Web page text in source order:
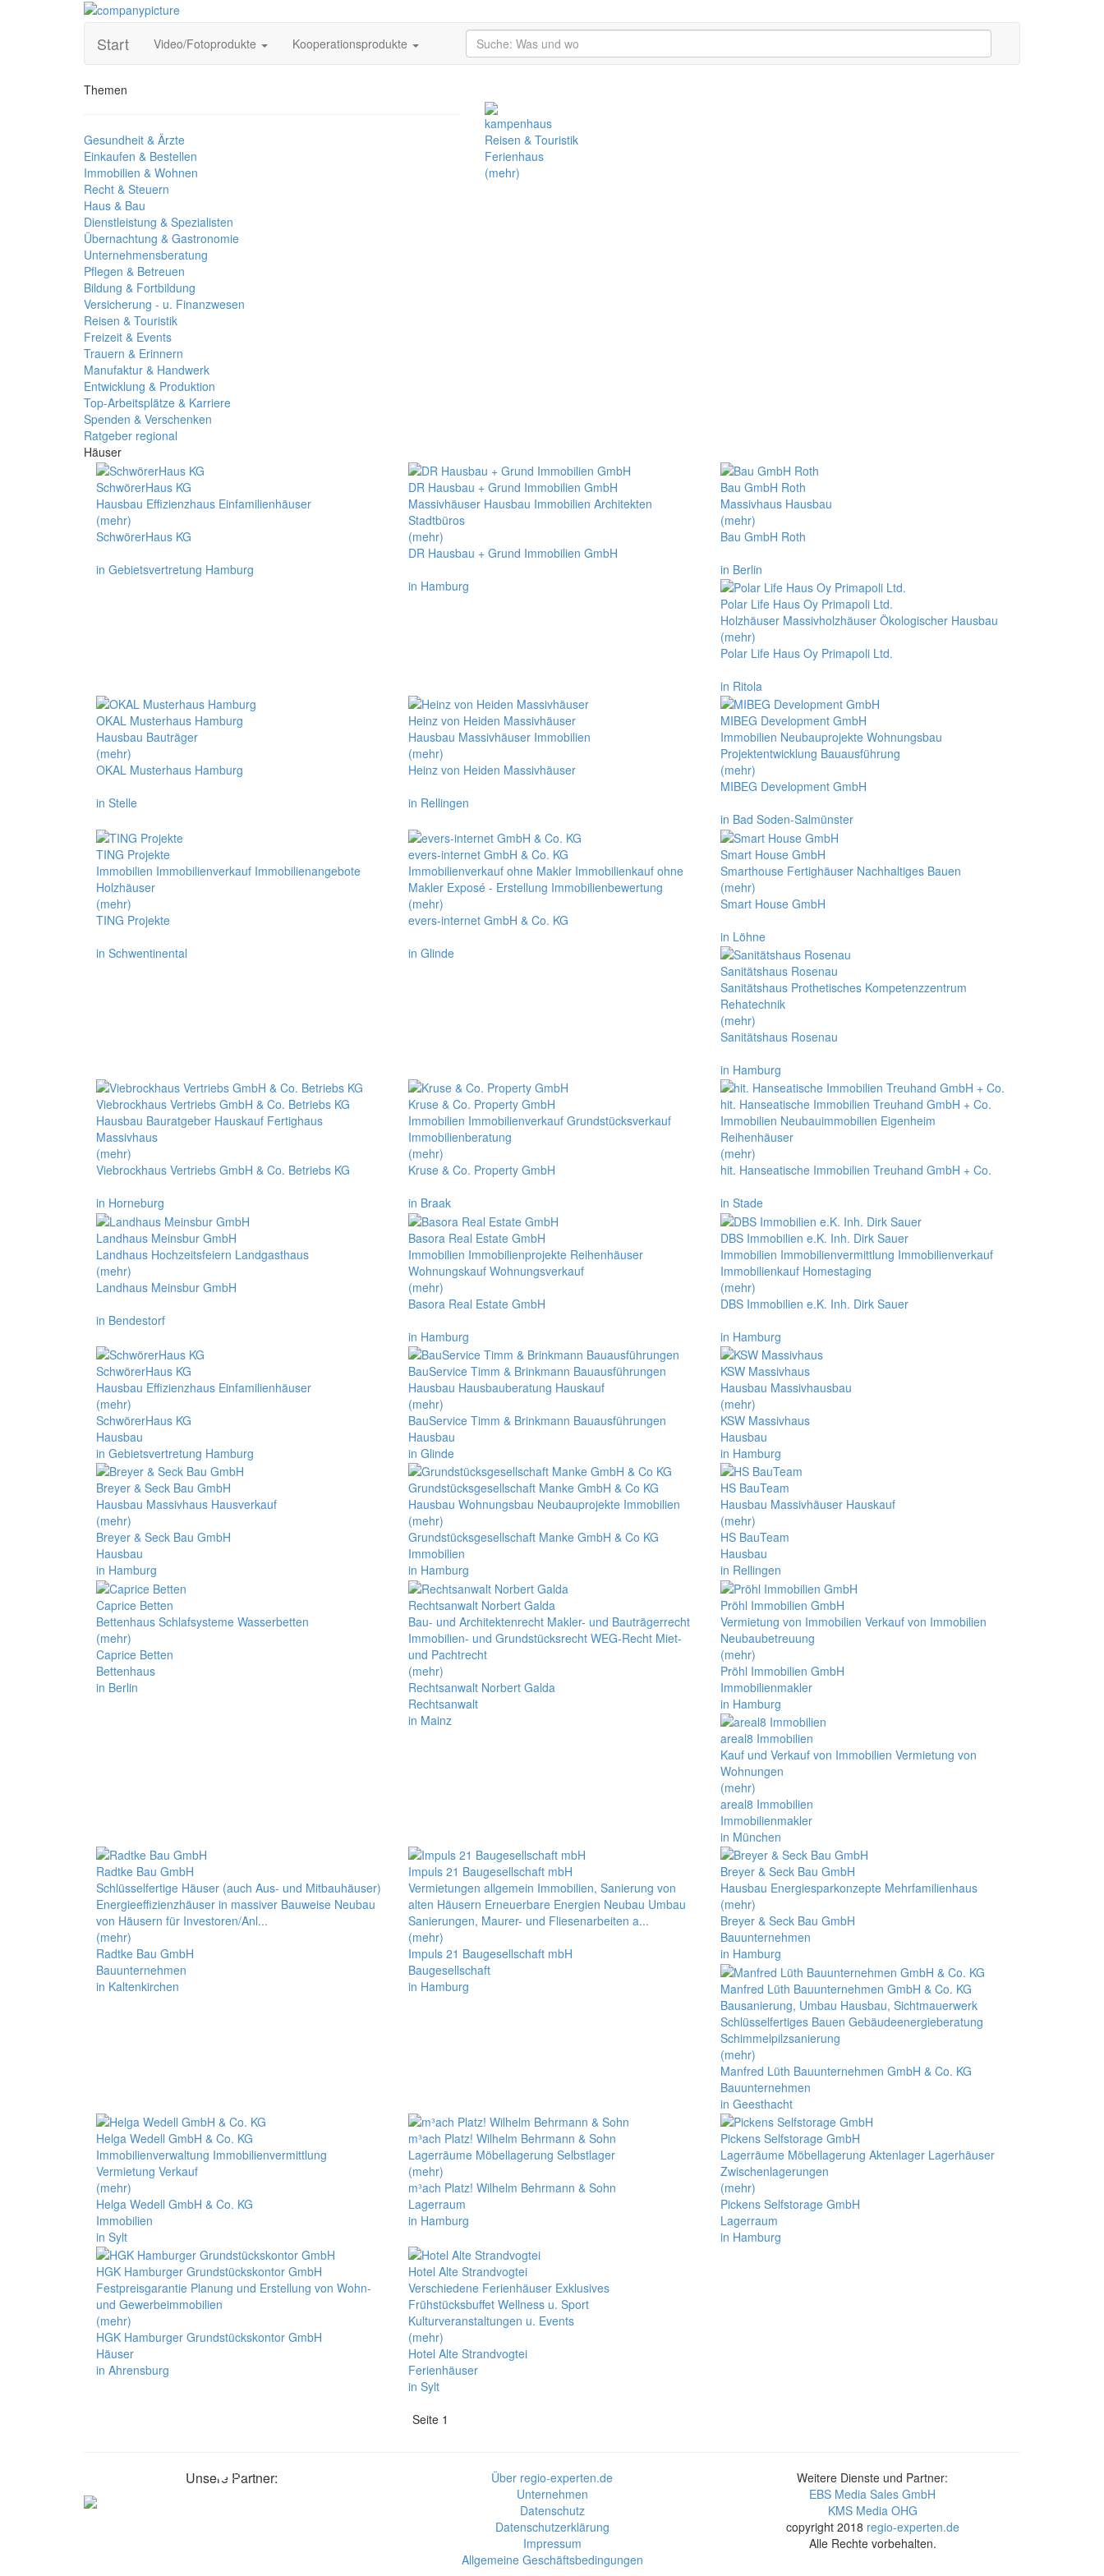
Start Video/Fotoprodukte Kooperationsprodukte
Themen
Gesundheit & Ärzte
Einkaufen & Bestellen
Immobilien & Wohnen
Recht & Steuern
Haus & Bau
Dienstleistung & Spezialisten
Übernachtung & Gastronomie
Unternehmensberatung
Pflegen & Betreuen
Bildung & Fortbildung
Versicherung - u. Finanzwesen
Reisen & Touristik
Freizeit & Events
Trauern & Erinnern
Manufaktur & Handwerk
Entwicklung & Produktion
Top-Arbeitsplätze & Karriere
Spenden & Verschenken
Ratgeber regional
kampenhaus
Reisen & Touristik
Ferienhaus
(mehr)
Häuser
SchwörerHaus KG
Hausbau Effizienzhaus Einfamilienhäuser
(mehr)
SchwörerHaus KG
in Gebietsvertretung Hamburg
DR Hausbau + Grund Immobilien GmbH
Massivhäuser Hausbau Immobilien Architekten
Stadtbüros
(mehr)
DR Hausbau + Grund Immobilien GmbH
in Hamburg
Bau GmbH Roth
Massivhaus Hausbau
(mehr)
Bau GmbH Roth
in Berlin
Polar Life Haus Oy Primapoli Ltd.
Holzhäuser Massivholzhäuser Ökologischer Hausbau
(mehr)
Polar Life Haus Oy Primapoli Ltd.
in Ritola
OKAL Musterhaus Hamburg
Hausbau Bauträger
(mehr)
OKAL Musterhaus Hamburg
in Stelle
Heinz von Heiden Massivhäuser
Hausbau Massivhäuser Immobilien
(mehr)
Heinz von Heiden Massivhäuser
in Rellingen
MIBEG Development GmbH
Immobilien Neubauprojekte Wohnungsbau
Projektentwicklung Bauausführung
(mehr)
MIBEG Development GmbH
in Bad Soden-Salmünster
TING Projekte
Immobilien Immobilienverkauf Immobilienangebote
Holzhäuser
(mehr)
TING Projekte
in Schwentinental
evers-internet GmbH & Co. KG
Immobilienverkauf ohne Makler Immobilienkauf ohne
Makler Exposé - Erstellung Immobilienbewertung
(mehr)
evers-internet GmbH & Co. KG
in Glinde
Smart House GmbH
Smarthouse Fertighäuser Nachhaltiges Bauen
(mehr)
Smart House GmbH
in Löhne
Sanitätshaus Rosenau
Sanitätshaus Prothetisches Kompetenzzentrum
Rehatechnik
(mehr)
Sanitätshaus Rosenau
in Hamburg
Viebrockhaus Vertriebs GmbH & Co. Betriebs KG
Hausbau Bauratgeber Hauskauf Fertighaus
Massivhaus
(mehr)
Viebrockhaus Vertriebs GmbH & Co. Betriebs KG
in Horneburg
Kruse & Co. Property GmbH
Immobilien Immobilienverkauf Grundstücksverkauf
Immobilienberatung
(mehr)
Kruse & Co. Property GmbH
in Braak
hit. Hanseatische Immobilien Treuhand GmbH + Co.
Immobilien Neubauimmobilien Eigenheim
Reihenhäuser
(mehr)
hit. Hanseatische Immobilien Treuhand GmbH + Co.
in Stade
Landhaus Meinsbur GmbH
Landhaus Hochzeitsfeiern Landgasthaus
(mehr)
Landhaus Meinsbur GmbH
in Bendestorf
Basora Real Estate GmbH
Immobilien Immobilienprojekte Reihenhäuser
Wohnungskauf Wohnungsverkauf
(mehr)
Basora Real Estate GmbH
in Hamburg
DBS Immobilien e.K. Inh. Dirk Sauer
Immobilien Immobilienvermittlung Immobilienverkauf
Immobilienkauf Homestaging
(mehr)
DBS Immobilien e.K. Inh. Dirk Sauer
in Hamburg
SchwörerHaus KG
Hausbau Effizienzhaus Einfamilienhäuser
(mehr)
SchwörerHaus KG
Hausbau
in Gebietsvertretung Hamburg
BauService Timm & Brinkmann Bauausführungen
Hausbau Hausbauberatung Hauskauf
(mehr)
BauService Timm & Brinkmann Bauausführungen
Hausbau
in Glinde
KSW Massivhaus
Hausbau Massivhausbau
(mehr)
KSW Massivhaus
Hausbau
in Hamburg
Breyer & Seck Bau GmbH
Hausbau Massivhaus Hausverkauf
(mehr)
Breyer & Seck Bau GmbH
Hausbau
in Hamburg
Grundstücksgesellschaft Manke GmbH & Co KG
Hausbau Wohnungsbau Neubauprojekte Immobilien
(mehr)
Grundstücksgesellschaft Manke GmbH & Co KG
Immobilien
in Hamburg
HS BauTeam
Hausbau Massivhäuser Hauskauf
(mehr)
HS BauTeam
Hausbau
in Rellingen
Caprice Betten
Bettenhaus Schlafsysteme Wasserbetten
(mehr)
Caprice Betten
Bettenhaus
in Berlin
Rechtsanwalt Norbert Galda
Bau- und Architektenrecht Makler- und Bauträgerrecht
Immobilien- und Grundstücksrecht WEG-Recht Miet-
und Pachtrecht
(mehr)
Rechtsanwalt Norbert Galda
Rechtsanwalt
in Mainz
Pröhl Immobilien GmbH
Vermietung von Immobilien Verkauf von Immobilien
Neubaubetreuung
(mehr)
Pröhl Immobilien GmbH
Immobilienmakler
in Hamburg
areal8 Immobilien
Kauf und Verkauf von Immobilien Vermietung von
Wohnungen
(mehr)
areal8 Immobilien
Immobilienmakler
in München
Radtke Bau GmbH
Schlüsselfertige Häuser (auch Aus- und Mitbauhäuser)
Energieeffizienzhäuser in massiver Bauweise Neubau
von Häusern für Investoren/Anl...
(mehr)
Radtke Bau GmbH
Bauunternehmen
in Kaltenkirchen
Impuls 21 Baugesellschaft mbH
Vermietungen allgemein Immobilien, Sanierung von
alten Häusern Erneuerbare Energien Neubau Umbau
Sanierungen, Maurer- und Fliesenarbeiten a...
(mehr)
Impuls 21 Baugesellschaft mbH
Baugesellschaft
in Hamburg
Breyer & Seck Bau GmbH
Hausbau Energiesparkonzepte Mehrfamilienhaus
(mehr)
Breyer & Seck Bau GmbH
Bauunternehmen
in Hamburg
Manfred Lüth Bauunternehmen GmbH & Co. KG
Bausanierung, Umbau Hausbau, Sichtmauerwerk
Schlüsselfertiges Bauen Gebäudeenergieberatung
Schimmelpilzsanierung
(mehr)
Manfred Lüth Bauunternehmen GmbH & Co. KG
Bauunternehmen
in Geesthacht
Helga Wedell GmbH & Co. KG
Immobilienverwaltung Immobilienvermittlung
Vermietung Verkauf
(mehr)
Helga Wedell GmbH & Co. KG
Immobilien
in Sylt
m³ach Platz! Wilhelm Behrmann & Sohn
Lagerräume Möbellagerung Selbstlager
(mehr)
m³ach Platz! Wilhelm Behrmann & Sohn
Lagerraum
in Hamburg
Pickens Selfstorage GmbH
Lagerräume Möbellagerung Aktenlager Lagerhäuser
Zwischenlagerungen
(mehr)
Pickens Selfstorage GmbH
Lagerraum
in Hamburg
HGK Hamburger Grundstückskontor GmbH
Festpreisgarantie Planung und Erstellung von Wohn-
und Gewerbeimmobilien
(mehr)
HGK Hamburger Grundstückskontor GmbH
Häuser
in Ahrensburg
Hotel Alte Strandvogtei
Verschiedene Ferienhäuser Exklusives
Frühstücksbuffet Wellness u. Sport
Kulturveranstaltungen u. Events
(mehr)
Hotel Alte Strandvogtei
Ferienhäuser
in Sylt
Seite 1
Unsere Partner:
Über regio-experten.de
Unternehmen
Datenschutz
Datenschutzerklärung
Impressum
Allgemeine Geschäftsbedingungen
Weitere Dienste und Partner:
EBS Media Sales GmbH
KMS Media OHG
copyright 2018 regio-experten.de
Alle Rechte vorbehalten.